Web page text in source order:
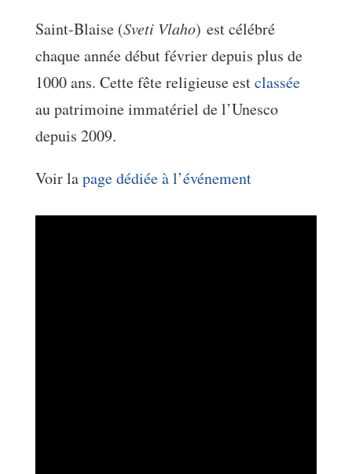
Saint-Blaise (Sveti Vlaho) est célébré
chaque année début février depuis plus de
1000 ans. Cette fête religieuse estclassée
au patrimoine immatériel de l’Unesco
depuis 2009.
Voir lapage dédiée à l’événement